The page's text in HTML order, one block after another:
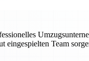
eingespielten Team